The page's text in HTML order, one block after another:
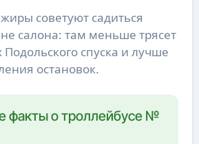
советуют садиться
салона: там меньше трясет
Подольского спуска и лучше
остановок.
факты о троллейбусе №